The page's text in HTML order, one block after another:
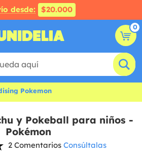
desde: $20.000
0
Pokemon
y Pokeball para niños -
Pokémon
2 Comentarios Consúltalas